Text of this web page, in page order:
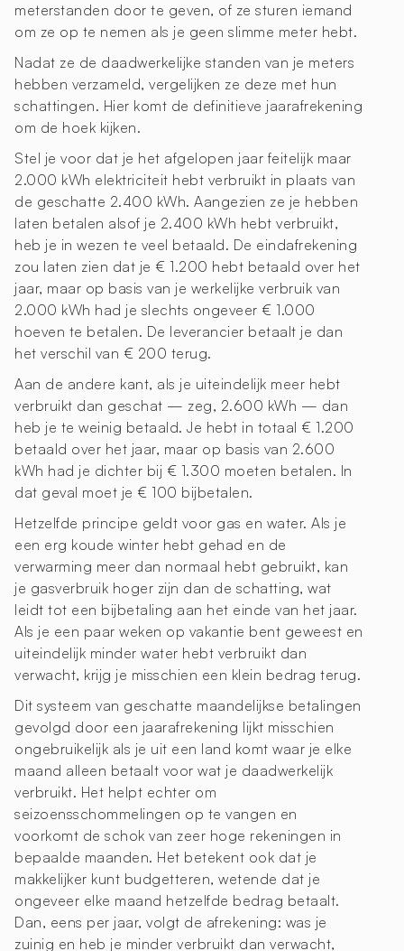
meterstanden door te geven, of ze sturen iemand
om ze op te nemen als je geen slimme meter hebt.
Nadat ze de daadwerkelijke standen van je meters
hebben verzameld, vergelijken ze deze met hun
schattingen. Hier komt de definitieve jaarafrekening
om de hoek kijken.
Stel je voor dat je het afgelopen jaar feitelijk maar
2.000 kWh elektriciteit hebt verbruikt in plaats van
de geschatte 2.400 kWh. Aangezien ze je hebben
laten betalen alsof je 2.400 kWh hebt verbruikt,
heb je in wezen te veel betaald. De eindafrekening
zou laten zien dat je € 1.200 hebt betaald over het
jaar, maar op basis van je werkelijke verbruik van
2.000 kWh had je slechts ongeveer € 1.000
hoeven te betalen. De leverancier betaalt je dan
het verschil van € 200 terug.
Aan de andere kant, als je uiteindelijk meer hebt
verbruikt dan geschat — zeg, 2.600 kWh — dan
heb je te weinig betaald. Je hebt in totaal € 1.200
betaald over het jaar, maar op basis van 2.600
kWh had je dichter bij € 1.300 moeten betalen. In
dat geval moet je € 100 bijbetalen.
Hetzelfde principe geldt voor gas en water. Als je
een erg koude winter hebt gehad en de
verwarming meer dan normaal hebt gebruikt, kan
je gasverbruik hoger zijn dan de schatting, wat
leidt tot een bijbetaling aan het einde van het jaar.
Als je een paar weken op vakantie bent geweest en
uiteindelijk minder water hebt verbruikt dan
verwacht, krijg je misschien een klein bedrag terug.
Dit systeem van geschatte maandelijkse betalingen
gevolgd door een jaarafrekening lijkt misschien
ongebruikelijk als je uit een land komt waar je elke
maand alleen betaalt voor wat je daadwerkelijk
verbruikt. Het helpt echter om
seizoensschommelingen op te vangen en
voorkomt de schok van zeer hoge rekeningen in
bepaalde maanden. Het betekent ook dat je
makkelijker kunt budgetteren, wetende dat je
ongeveer elke maand hetzelfde bedrag betaalt.
Dan, eens per jaar, volgt de afrekening: was je
zuinig en heb je minder verbruikt dan verwacht,